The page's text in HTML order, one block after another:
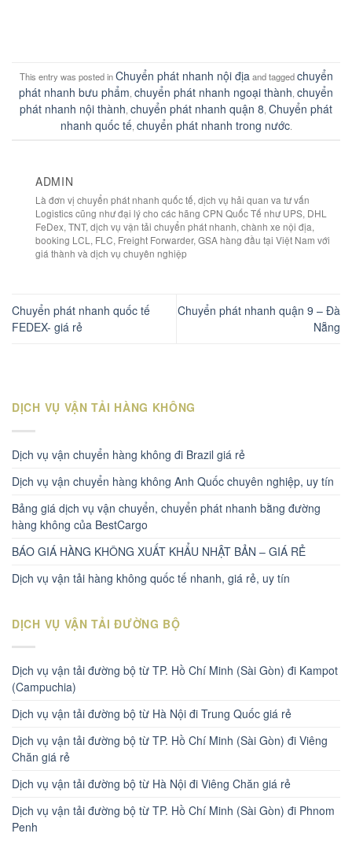
This entry was posted inChuyển phát nhanh nội địa and taggedchuyển
phát nhanh bưu phẩm chuyển phát nhanh ngoại thành chuyển
phát nhanh nội thành chuyển phát nhanh quận 8 Chuyển phát
nhanh quốc tế, chuyển phát nhanh trong nước.
ADMIN
Là đơn vị chuyển phát nhanh quốc tế, dịch vụ hải quan va tư vấn
Logistics cũng như đại lý cho các hãng CPN Quốc Tế như UPS, DHL
FeDex, TNT, dịch vụ vận tải chuyển phát nhanh, chành xe nội địa,
booking LCL, FLC, Freight Forwarder, GSA hàng đầu tại Việt Nam với
giá thành và dịch vụ chuyên nghiệp
Chuyển phát nhanh quốc tế
FEDEX- giá rẻ
Chuyển phát nhanh quận 9 – Đà
Nẵng
DỊCH VỤ VẬN TẢI HÀNG KHÔNG
Dịch vụ vận chuyển hàng không đi Brazil giá rẻ
Dịch vụ vận chuyển hàng không Anh Quốc chuyên nghiệp, uy tín
Bảng giá dịch vụ vận chuyển, chuyển phát nhanh bằng đường
hàng không của BestCargo
BÁO GIÁ HÀNG KHÔNG XUẤT KHẨU NHẬT BẢN – GIÁ RẺ
Dịch vụ vận tải hàng không quốc tế nhanh, giá rẻ, uy tín
DỊCH VỤ VẬN TẢI ĐƯỜNG BỘ
Dịch vụ vận tải đường bộ từ TP. Hồ Chí Minh (Sài Gòn) đi Kampot
(Campuchia)
Dịch vụ vận tải đường bộ từ Hà Nội đi Trung Quốc giá rẻ
Dịch vụ vận tải đường bộ từ TP. Hồ Chí Minh (Sài Gòn) đi Viêng
Chăn giá rẻ
Dịch vụ vận tải đường bộ từ Hà Nội đi Viêng Chăn giá rẻ
Dịch vụ vận tải đường bộ từ TP. Hồ Chí Minh (Sài Gòn) đi Phnom
Penh